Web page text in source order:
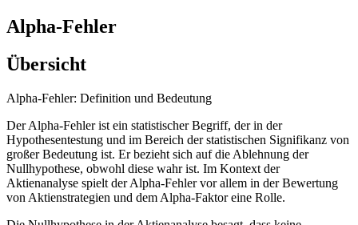
Alpha-Fehler
Übersicht
Alpha-Fehler: Definition und Bedeutung
Der Alpha-Fehler ist ein statistischer Begriff, der in der
Hypothesentestung und im Bereich der statistischen Signifikanz von
großer Bedeutung ist. Er bezieht sich auf die Ablehnung der
Nullhypothese, obwohl diese wahr ist. Im Kontext der
Aktienanalyse spielt der Alpha-Fehler vor allem in der Bewertung
von Aktienstrategien und dem Alpha-Faktor eine Rolle.